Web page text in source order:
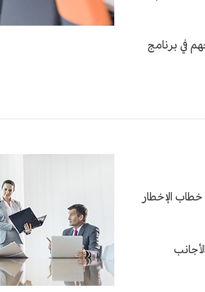
في برنامج
الإخطار